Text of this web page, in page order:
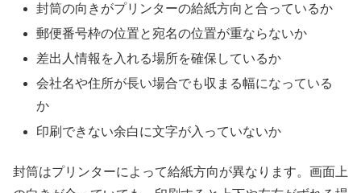
封筒の向きがプリンターの給紙方向と合っているか
郵便番号枠の位置と宛名の位置が重ならないか
差出人情報を入れる場所を確保しているか
会社名や住所が長い場合でも収まる幅になっている
か
印刷できない余白に文字が入っていないか
封筒はプリンターによって給紙方向が異なります。画面上